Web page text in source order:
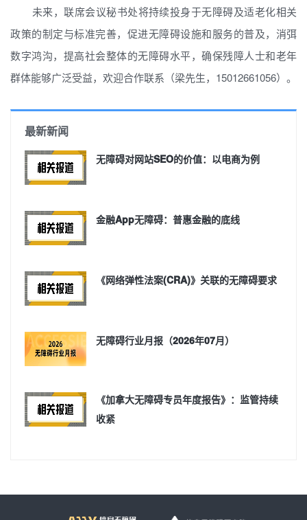
未来，联席会议秘书处将持续投身于无障碍及适老化相关
政策的制定与标准完善，促进无障碍设施和服务的普及，消弭
数字鸿沟，提高社会整体的无障碍水平，确保残障人士和老年
群体能够广泛受益，欢迎合作联系（梁先生，15012661056）。
最新新闻
无障碍对网站SEO的价值：以电商为例
金融App无障碍：普惠金融的底线
《网络弹性法案(CRA)》关联的无障碍要求
无障碍行业月报（2026年07月）
《加拿大无障碍专员年度报告》：监管持续
收紧